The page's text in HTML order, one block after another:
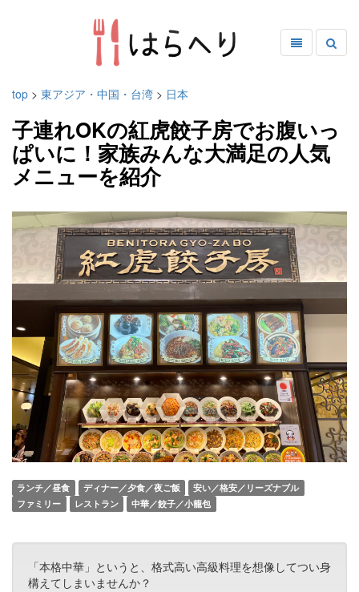
top > 東アジア・中国・台湾 > 日本
子連れOKの紅虎餃子房でお腹いっ
ぱいに！家族みんな大満足の人気
メニューを紹介
ランチ／昼食 ディナー／夕食／夜ご飯
安い／格安／リーズナブル
ファミリー
レストラン 中華／餃子／小籠包
「本格中華」というと、格式高い高級料理を想像してつい身
構えてしまいませんか？